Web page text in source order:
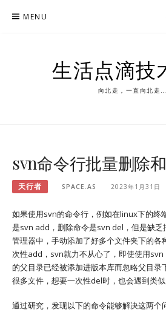
MENU
生活点滴技
向北走，一直向北走
svn命令行批量删除
天行者 SPACE.AS 2023年1月31日
如果使用svn的命令行，例如在linux下的终
是svn add，删除命令是svn del，但是缺乏
管理器中，手动添加了好多个文件夹下的各
次性add，svn就力不从心了，即使使用
的父目录已经被添加进版本库而忽略父目录
很多文件，想要一次性del时，也会遇到类似
通过研究，发现以下的命令能够解决这两个